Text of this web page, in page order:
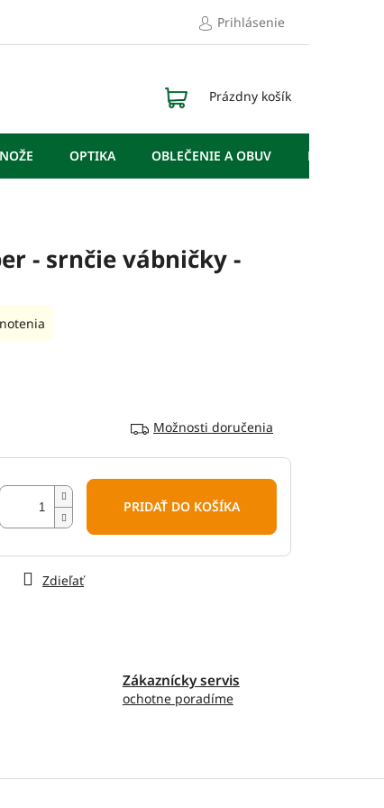
Prihlásenie
NÁKUPNÝ
Prázdny košík
NOŽE OPTIKA OBLEČENIE A OBUV DOPLNKY
- srnčie vábničky -
Možnosti doručenia
PRIDAŤ DO KOŠÍKA
Zdieľať
Zákaznícky servis
ochotne poradíme